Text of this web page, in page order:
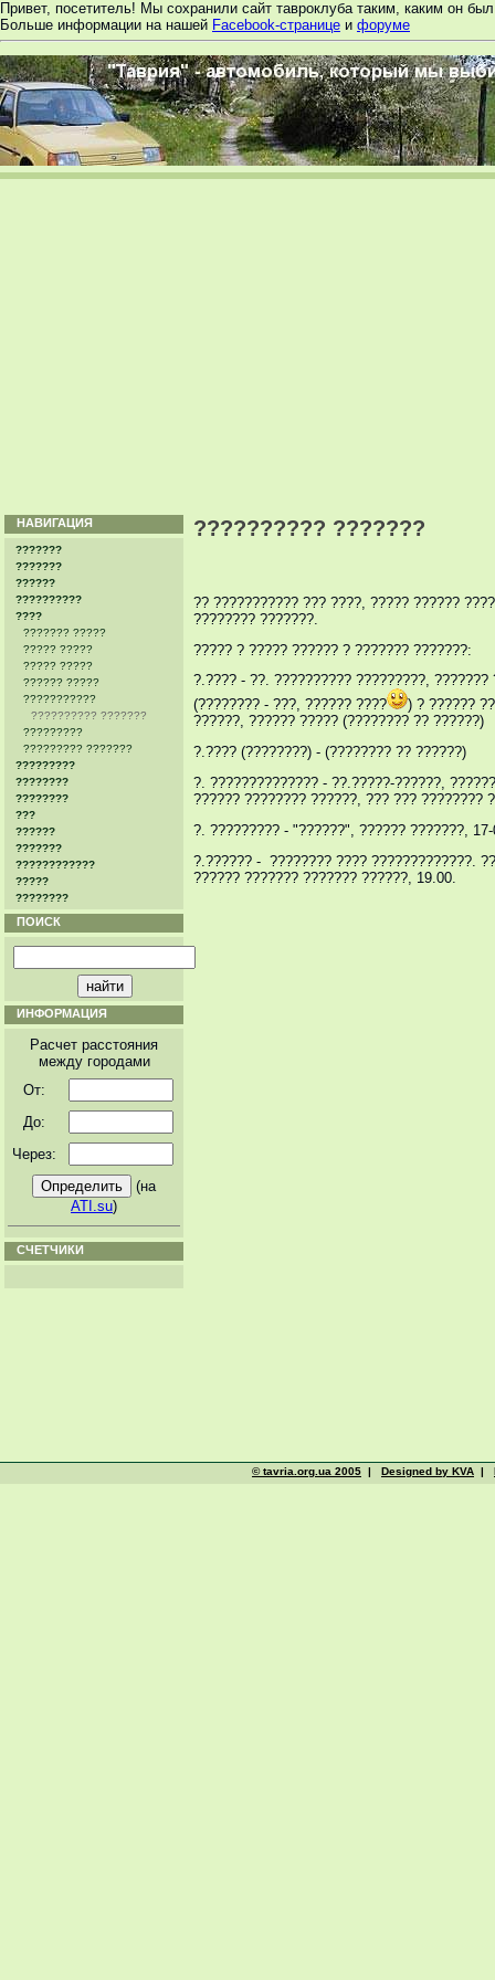
Привет, посетитель! Мы сохранили сайт тавроклуба таким, каким он
Больше информации на нашей Facebook-странице и форуме
НАВИГАЦИЯ
???????
???????
??????
??????????
????
??????? ?????
????? ?????
????? ?????
?????? ?????
???????????
?????????? ???????
?????????
????????? ???????
?????????
????????
????????
???
??????
???????
????????????
?????
????????
ПОИСК
ИНФОРМАЦИЯ
Расчет расстояния
между городами
От:
До:
Через:
(на
ATI.su)
СЧЕТЧИКИ
?????????? ???????
?? ??????????? ??? ????, ????? ??????
???????? ???????.
????? ? ????? ?????? ? ??????? ???????:
?.???? - ??. ?????????? ?????????,
(???????? - ???, ?????? ????
) ? ??????
??????, ?????? ????? (???????? ?? ??????)
?.???? (????????) - (???????? ?? ??????)
?. ?????????????? - ??.?????-??????,
?????? ???????? ??????, ??? ??? ????????
?. ????????? - "??????", ?????? ???????,
?.?????? - ???????? ???? ?????????????.
?????? ??????? ??????? ??????, 19.00.
© tavria.org.ua 2005 | Designed by KVA |